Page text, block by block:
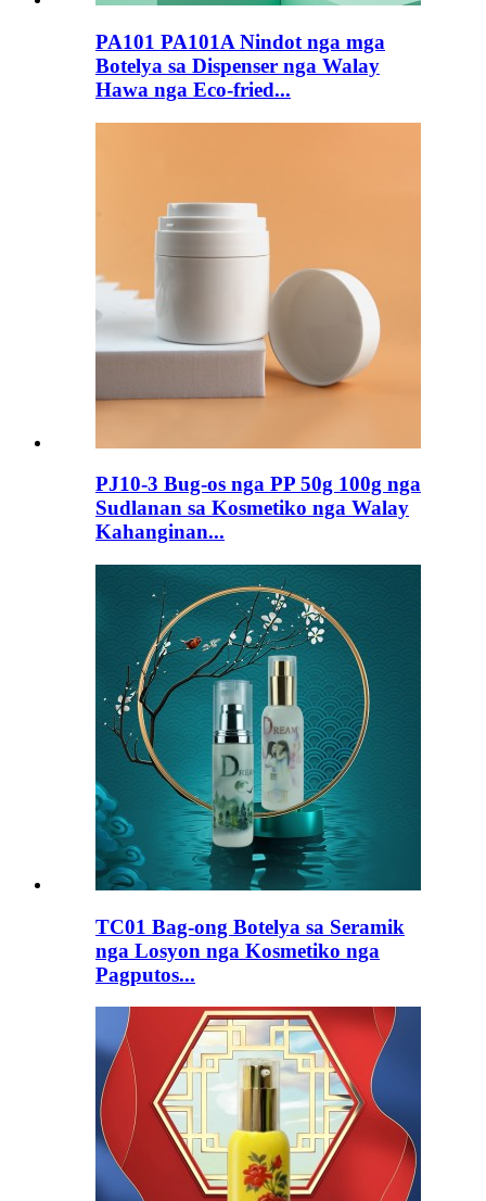
PA101 PA101A Nindot nga mga
Botelya sa Dispenser nga Walay
Hawa nga Eco-fried...
PJ10-3 Bug-os nga PP 50g 100g nga
Sudlanan sa Kosmetiko nga Walay
Kahanginan...
TC01 Bag-ong Botelya sa Seramik
nga Losyon nga Kosmetiko nga
Pagputos...